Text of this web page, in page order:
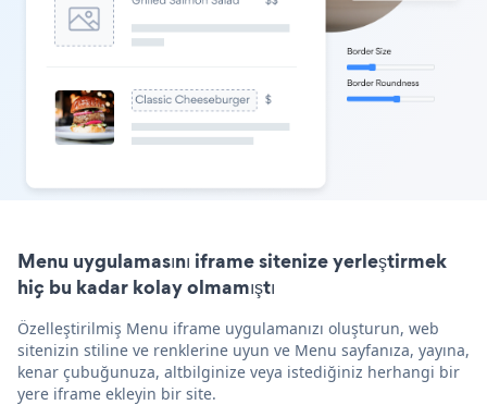
Menu uygulamasını iframe sitenize yerleştirmek
hiç bu kadar kolay olmamıştı
Özelleştirilmiş Menu iframe uygulamanızı oluşturun, web
sitenizin stiline ve renklerine uyun ve Menu sayfanıza, yayına,
kenar çubuğunuza, altbilginize veya istediğiniz herhangi bir
yere iframe ekleyin bir site.